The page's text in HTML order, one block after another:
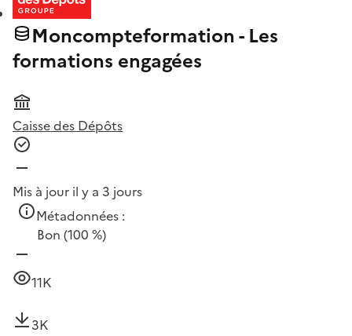
Moncompteformation - Les
formations engagées
Caisse des Dépôts
Mis à jour il y a 3 jours
Métadonnées :
Bon (100 %)
11K
3K